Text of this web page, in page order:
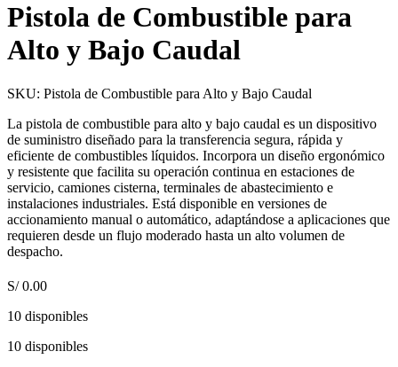
Pistola de Combustible para
Alto y Bajo Caudal
SKU: Pistola de Combustible para Alto y Bajo Caudal
La pistola de combustible para alto y bajo caudal es un dispositivo
de suministro diseñado para la transferencia segura, rápida y
eficiente de combustibles líquidos. Incorpora un diseño ergonómico
y resistente que facilita su operación continua en estaciones de
servicio, camiones cisterna, terminales de abastecimiento e
instalaciones industriales. Está disponible en versiones de
accionamiento manual o automático, adaptándose a aplicaciones que
requieren desde un flujo moderado hasta un alto volumen de
despacho.
S/0.00
10 disponibles
10 disponibles